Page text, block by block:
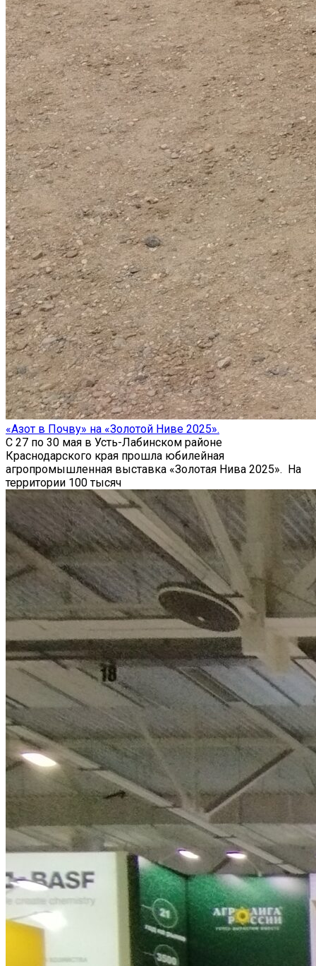
«Азот в Почву» на «Золотой Ниве 2025».
С 27 по 30 мая в Усть-Лабинском районе
Краснодарского края прошла юбилейная
агропромышленная выставка «Золотая Нива 2025». На
территории 100 тысяч